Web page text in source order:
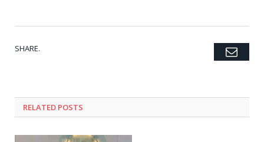
SHARE. Twitter
Facebook
Google+
Pinterest
LinkedIn
Tumblr
RELATED POSTS